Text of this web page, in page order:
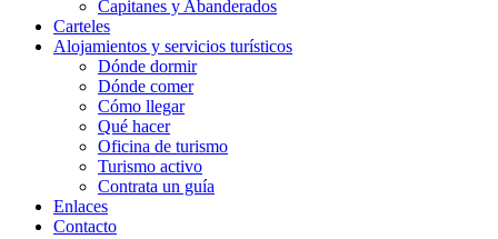
Capitanes y Abanderados
Carteles
Alojamientos y servicios turísticos
Dónde dormir
Dónde comer
Cómo llegar
Qué hacer
Oficina de turismo
Turismo activo
Contrata un guía
Enlaces
Contacto